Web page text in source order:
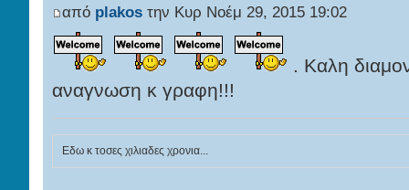
από plakosτην Κυρ Νοέμ 29, 2015 19:02
. Καλη
αναγνωση κ γραφη!!!
Εδω κ τοσες χιλιαδες χρονια...